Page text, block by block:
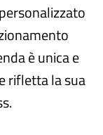
è unica e
rifletta la sua